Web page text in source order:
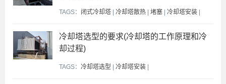
TAGS： 闭式冷却塔 | 冷却塔散热 | 堵塞 | 冷却塔安装 |
冷却塔选型的要求(冷却塔的工作原理和冷
却过程)
TAGS： 冷却塔选型 | 冷却塔安装 |